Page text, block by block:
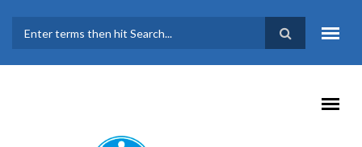
FORMULARIO DE
BÚSQUEDA